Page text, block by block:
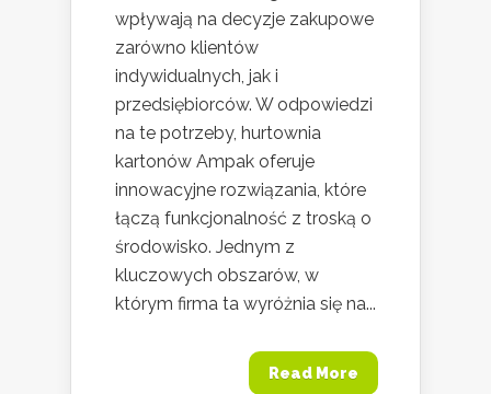
wpływają na decyzje zakupowe
zarówno klientów
indywidualnych, jak i
przedsiębiorców. W odpowiedzi
na te potrzeby, hurtownia
kartonów Ampak oferuje
innowacyjne rozwiązania, które
łączą funkcjonalność z troską o
środowisko. Jednym z
kluczowych obszarów, w
którym firma ta wyróżnia się na...
Read More